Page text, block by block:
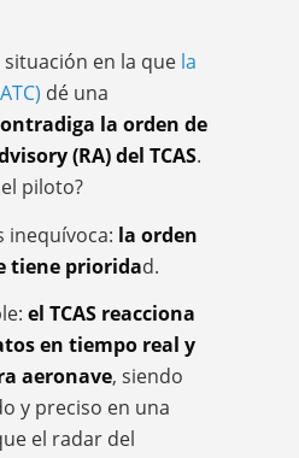
en la que la
dé una
la orden de
(RA) del TCAS.
piloto?
inequívoca: la orden
tiene prioridad.
el TCAS reacciona
en tiempo real y
aeronave, siendo
y preciso en una
el radar del